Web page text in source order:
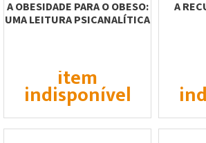
A OBESIDADE PARA O OBESO:
UMA LEITURA PSICANALÍTICA
item
indisponível
A